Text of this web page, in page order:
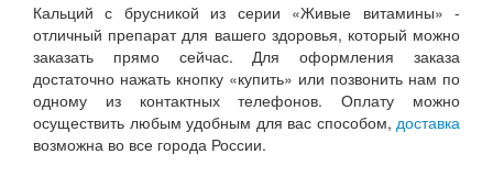
Кальций с брусникой из серии «Живые витамины» -
отличный препарат для вашего здоровья, который можно
заказать прямо сейчас. Для оформления заказа
достаточно нажать кнопку «купить» или позвонить нам по
одному из контактных телефонов. Оплату можно
осуществить любым удобным для вас способом, доставка
возможна во все города России.